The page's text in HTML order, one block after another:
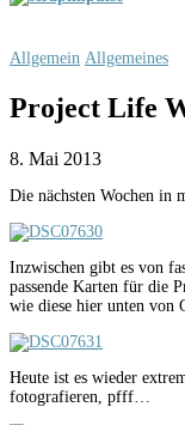
Allgemein Allgemeines
Project Life
8. Mai 2013
Die nächsten Wochen in
Inzwischen gibt es von
passende Karten für die
wie diese hier unten von
Heute ist es wieder
fotografieren, pfff…